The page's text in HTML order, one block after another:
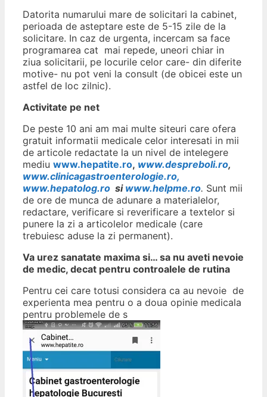
Datorita numarului mare de solicitari la cabinet,
perioada de asteptare este de 5-15 zile de la
solicitare. In caz de urgenta, incercam sa face
programarea cat mai repede, uneori chiar in
ziua solicitarii, pe locurile celor care- din diferite
motive- nu pot veni la consult (de obicei este un
astfel de loc zilnic).
Activitate pe net
De peste 10 ani am mai multe siteuri care ofera
gratuit informatii medicale celor interesati in mii
de articole redactate la un nivel de intelegere
mediu www.hepatite.ro, www.despreboli.ro,
www.clinicagastroenterologie.ro,
www.hepatolog.ro si www.helpme.ro. Sunt mii
de ore de munca de adunare a materialelor,
redactare, verificare si reverificare a textelor si
punere la zi a articolelor medicale (care
trebuiesc aduse la zi permanent).
Va urez sanatate maxima si… sa nu aveti nevoie
de medic, decat pentru controalele de rutina
Pentru cei care totusi considera ca au nevoie de
experienta mea pentru o a doua opinie medicala
pentru problemele de s